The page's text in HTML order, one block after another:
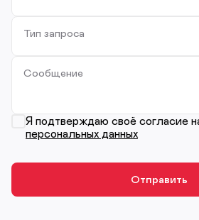
Тип запроса
Сообщение
Я подтверждаю своё согласие
персональных данных